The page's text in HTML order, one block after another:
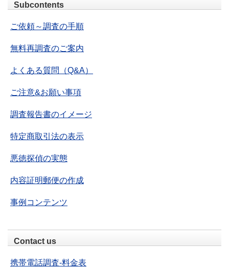
Subcontents
ご依頼～調査の手順
無料再調査のご案内
よくある質問（Q&A）
ご注意&お願い事項
調査報告書のイメージ
特定商取引法の表示
悪徳探偵の実態
内容証明郵便の作成
事例コンテンツ
Contact us
携帯電話調査-料金表